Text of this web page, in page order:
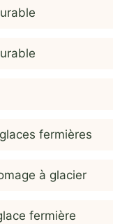
fermières
à glacier
fermière